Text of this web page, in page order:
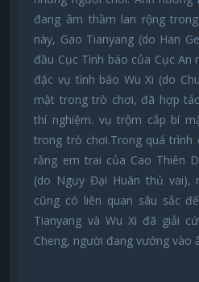
đang âm thầm lan rộng
này, Gao Tianyang (do Han
đầu Cục Tình báo của Cục An
đặc vụ tình báo Wu Xi (do
mật trong trò chơi, đã hợp
thí nghiệm. vụ trộm cắp bí
trong trò chơi.Trong quá trình
rằng em trai của Cao Thiên
(do Ngụy Đại Huân thủ vai),
cũng có liên quan sâu sắc
Tianyang và Wu Xi đã giải
Cheng, người đang vướng vào